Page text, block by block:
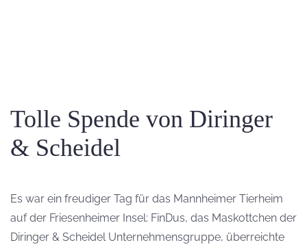
Tolle Spende von Diringer
& Scheidel
Es war ein freudiger Tag für das Mannheimer Tierheim
auf der Friesenheimer Insel: FinDus, das Maskottchen der
Diringer & Scheidel Unternehmensgruppe, überreichte